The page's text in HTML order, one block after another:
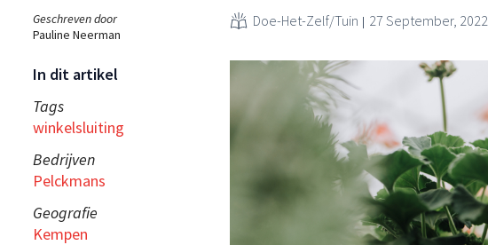
Geschreven door
Pauline Neerman
In dit artikel
Tags
winkelsluiting
Bedrijven
Pelckmans
Geografie
Kempen
Doe-Het-Zelf/Tuin 27 September, 2022